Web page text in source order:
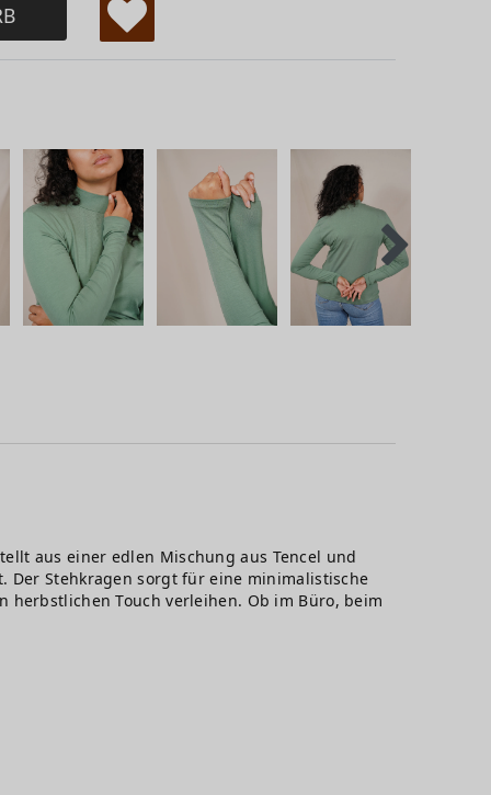
W
ch
lis
te
aus einer edlen Mischung aus Tencel und
Der Stehkragen sorgt für eine minimalistische
Touch verleihen. Ob im Büro, beim